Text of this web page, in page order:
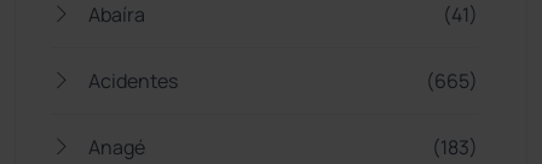
Abaíra (41)
Acidentes (665)
Anagé (183)